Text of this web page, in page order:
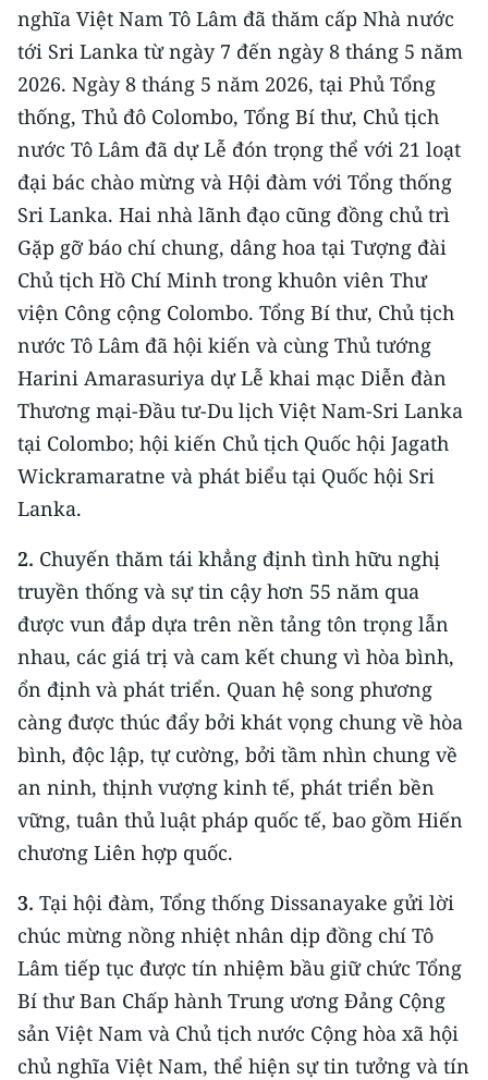
MEDIA CENTER
E-Magazine
Video
Media Chính trị
Media Kinh tế
Media Văn hóa
Media Xã hội
Media Pháp luật
Media Du lịch
Media Thế giới
Media Thể thao
Media Giáo dục
Media Y tế
Media Khoa học - Công nghệ
Media Môi trường
Ảnh
Infographic
TIN MỚI
TIN ĐỊA PHƯƠNG
Trung du và miền núi phía Bắc
Đồng bằng sông Hồng
Bắc Trung Bộ
nghĩa Việt Nam Tô Lâm đã thăm cấp Nhà nước
tới Sri Lanka từ ngày 7 đến ngày 8 tháng 5 năm
2026. Ngày 8 tháng 5 năm 2026, tại Phủ Tổng
thống, Thủ đô Colombo, Tổng Bí thư, Chủ tịch
nước Tô Lâm đã dự Lễ đón trọng thể với 21 loạt
đại bác chào mừng và Hội đàm với Tổng thống
Sri Lanka. Hai nhà lãnh đạo cũng đồng chủ trì
Gặp gỡ báo chí chung, dâng hoa tại Tượng đài
Chủ tịch Hồ Chí Minh trong khuôn viên Thư
viện Công cộng Colombo. Tổng Bí thư, Chủ tịch
nước Tô Lâm đã hội kiến và cùng Thủ tướng
Harini Amarasuriya dự Lễ khai mạc Diễn đàn
Thương mại-Đầu tư-Du lịch Việt Nam-Sri Lanka
tại Colombo; hội kiến Chủ tịch Quốc hội Jagath
Wickramaratne và phát biểu tại Quốc hội Sri
Lanka.
2. Chuyến thăm tái khẳng định tình hữu nghị
truyền thống và sự tin cậy hơn 55 năm qua
được vun đắp dựa trên nền tảng tôn trọng lẫn
nhau, các giá trị và cam kết chung vì hòa bình,
ổn định và phát triển. Quan hệ song phương
càng được thúc đẩy bởi khát vọng chung về hòa
bình, độc lập, tự cường, bởi tầm nhìn chung về
an ninh, thịnh vượng kinh tế, phát triển bền
vững, tuân thủ luật pháp quốc tế, bao gồm Hiến
chương Liên hợp quốc.
3. Tại hội đàm, Tổng thống Dissanayake gửi lời
chúc mừng nồng nhiệt nhân dịp đồng chí Tô
Lâm tiếp tục được tín nhiệm bầu giữ chức Tổng
Bí thư Ban Chấp hành Trung ương Đảng Cộng
sản Việt Nam và Chủ tịch nước Cộng hòa xã hội
chủ nghĩa Việt Nam, thể hiện sự tin tưởng và tín